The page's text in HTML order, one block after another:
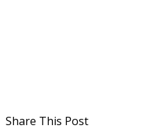
Share This Post